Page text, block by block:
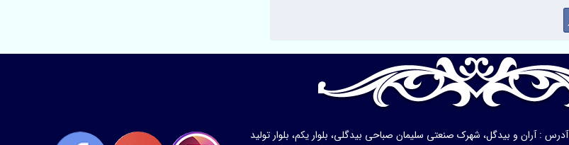
آدرس : آران و بیدگل، شهرک صنعتی سلیمان صباحی بیدگلی، بلوار یکم، بلوار تولید